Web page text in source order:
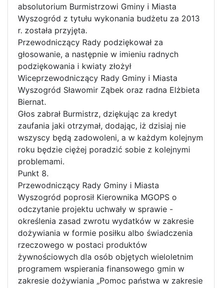
absolutorium Burmistrzowi Gminy i Miasta
Wyszogród z tytułu wykonania budżetu za 2013
r. została przyjęta.
Przewodniczący Rady podziękował za
głosowanie, a następnie w imieniu radnych
podziękowania i kwiaty złożył
Wiceprzewodniczący Rady Gminy i Miasta
Wyszogród Sławomir Ząbek oraz radna Elżbieta
Biernat.
Głos zabrał Burmistrz, dziękując za kredyt
zaufania jaki otrzymał, dodając, iż dzisiaj nie
wszyscy będą zadowoleni, a w każdym kolejnym
roku będzie ciężej poradzić sobie z kolejnymi
problemami.
Punkt 8.
Przewodniczący Rady Gminy i Miasta
Wyszogród poprosił Kierownika MGOPS o
odczytanie projektu uchwały w sprawie -
określenia zasad zwrotu wydatków w zakresie
dożywiania w formie posiłku albo świadczenia
rzeczowego w postaci produktów
żywnościowych dla osób objętych wieloletnim
programem wspierania finansowego gmin w
zakresie dożywiania „Pomoc państwa w zakresie